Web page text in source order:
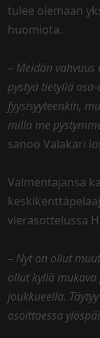
tulee olemaan
huomiota.
– Meidän
pystyä tietyllä
fyysisyyteenkin,
millä me
sanoo Valakari
Valmentajansa
vierasottelussa
– Nyt on ollut
ollut kyllä mukava
joukkueella.
osoittaessa